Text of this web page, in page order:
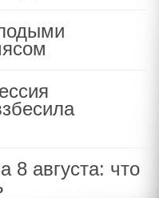
8 августа: что